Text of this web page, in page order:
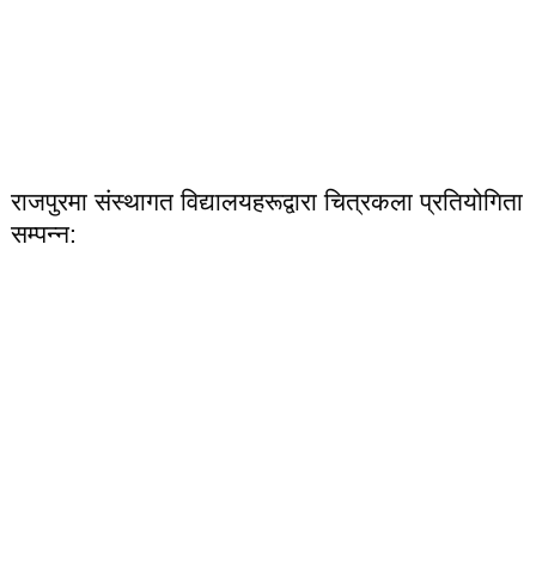
राजपुरमा संस्थागत विद्यालयहरूद्वारा चित्रकला प्रतियोगिता
सम्पन्न: